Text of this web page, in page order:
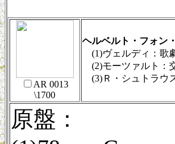
AR 0013
\1700
ヘルベルト・フォン
(1)ヴェルディ：歌
(2)モーツァルト：
(3)Ｒ・シュトラウ
原盤：